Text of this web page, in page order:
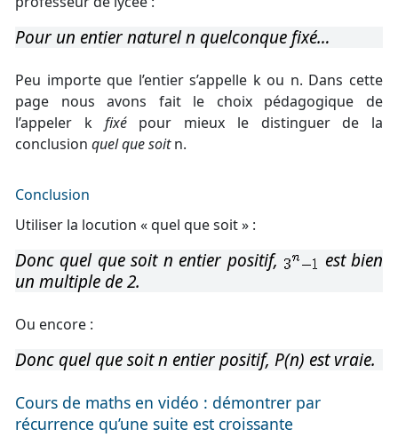
Pour un entier naturel n quelconque fixé…
Peu importe que l’entier s’appelle k ou n. Dans cette
page nous avons fait le choix pédagogique de
l’appeler k fixépour mieux le distinguer de la
conclusion quel que soitn.
Conclusion
Utiliser la locution « quel que soit » :
Donc quel que soit n entier positif,
est bien
un multiple de 2.
Ou encore :
Donc quel que soit n entier positif, P(n) est vraie.
Cours de maths en vidéo : démontrer par
récurrence qu’une suite est croissante